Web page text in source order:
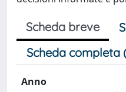
Scheda breve
Scheda completa
Anno